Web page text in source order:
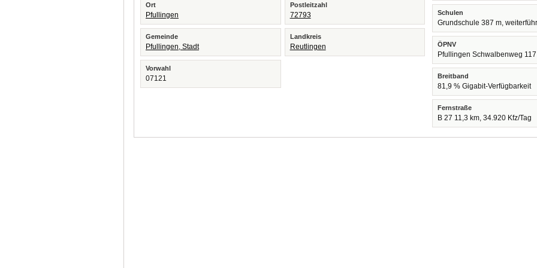
Ort
Pfullingen
Postleitzahl
72793
Gemeinde
Pfullingen, Stadt
Landkreis
Reutlingen
Vorwahl
07121
Schulen
Grundschule 387 m,
ÖPNV
Pfullingen Schwalbenweg
Breitband
81,9 % Gigabit-Verfügbarkeit
Fernstraße
B 27 11,3 km, 34.920 Kfz/Tag